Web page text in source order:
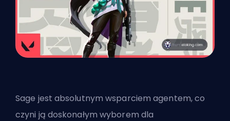
Sage jest absolutnym wsparciemagentem, co
czyni ją doskonałym wyborem dla